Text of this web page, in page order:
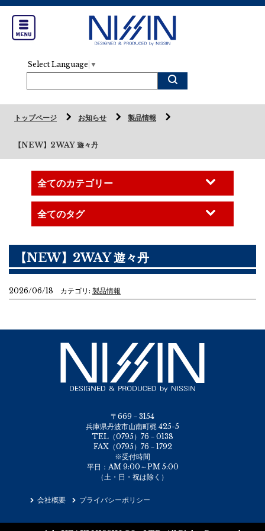
Select Language ▼
トップページ お知らせ 製品情報
【NEW】2WAY 遊々丹
【NEW】2WAY 遊々丹
2026/06/18 カテゴリ: 製品情報
〒669－3154
兵庫県丹波市山南町梶 425-5
TEL（0795）76－0138
FAX（0795）76－1792
※受付時間
平日：AM 9:00～PM 5:00
（土・日・祝は除く）
会社概要 プライバシーポリシー